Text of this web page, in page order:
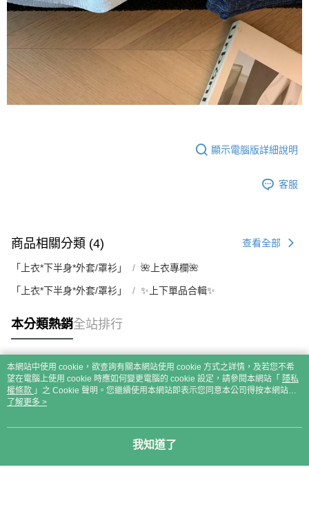
顯示電腦版詳細說明
客服
商品相關分類 (4) 查看全部
「上衣*下半身*外套/罩衫」 🌺上衣專欄🌺
「上衣*下半身*外套/罩衫」 ✨上下單品合輯✨
本分類熱銷全站排行
熱門標籤
本網站中使用 cookie，欲查詢有關本網站使用 cookie 方式之詳情，及若您不希
望在電腦上使用 cookie 時應如何變更電腦的 cookie 設定，請參閱本網站「 隱私
權條款 」之 Cookie 聲明。您繼續使用本網站即表示您同意本公司得按本網站使
用條款之 Cookie 聲明使用 cookie。
了解更多 >
我知道了